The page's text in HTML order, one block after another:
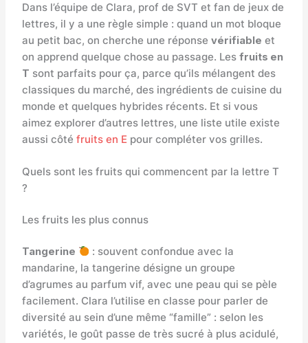
Dans l’équipe de Clara, prof de SVT et fan de jeux de
lettres, il y a une règle simple : quand un mot bloque
au petit bac, on cherche une réponse vérifiable et
on apprend quelque chose au passage. Les fruits en
T sont parfaits pour ça, parce qu’ils mélangent des
classiques du marché, des ingrédients de cuisine du
monde et quelques hybrides récents. Et si vous
aimez explorer d’autres lettres, une liste utile existe
aussi côté fruits en E pour compléter vos grilles.
Quels sont les fruits qui commencent par la lettre T
?
Les fruits les plus connus
Tangerine
: souvent confondue avec la
mandarine, la tangerine désigne un groupe
d’agrumes au parfum vif, avec une peau qui se pèle
facilement. Clara l’utilise en classe pour parler de
diversité au sein d’une même “famille” : selon les
variétés, le goût passe de très sucré à plus acidulé,